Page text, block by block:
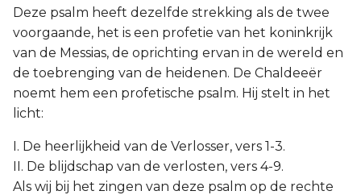
Hebreeën
Jakobus
1 Petrus
1 Johannes
Deze psalm heeft dezelfde strekking als de twee
voorgaande, het is een profetie van het koninkrijk
van de Messias, de oprichting ervan in de wereld en
de toebrenging van de heidenen. De Chaldeeër
noemt hem een profetische psalm. Hij stelt in het
licht:
I. De heerlijkheid van de Verlosser, vers 1-3.
II. De blijdschap van de verlosten, vers 4-9.
Als wij bij het zingen van deze psalm op de rechte